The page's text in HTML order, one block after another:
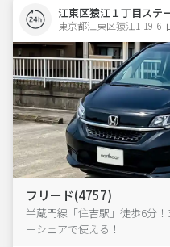
江東区猿江１丁目ステ
東京都江東区猿江1-19-6
フリード(4757)
半蔵門線「住吉駅」徒歩6分
ーシェアで使える！